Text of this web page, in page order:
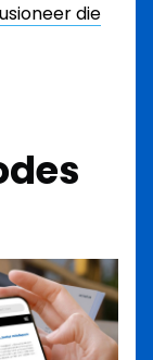
die